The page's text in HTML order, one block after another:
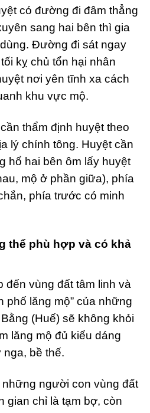
có đường đi đâm thẳng
sang hai bên thì gia
Đường đi sát ngay
kỵ chủ tổn hại nhân
nơi yên tĩnh xa cách
khu vực mộ.
thẩm định huyệt theo
lý chính tông. Huyệt cần
hổ hai bên ôm lấy huyệt
mộ ở phần giữa), phía
phía trước có minh
thể phù hợp và có khả
đến vùng đất tâm linh và
phố lăng mộ” của những
(Huế) sẽ không khỏi
lăng mộ đủ kiểu dáng
bề thế.
người con vùng đất
gian chỉ là tạm bợ, còn